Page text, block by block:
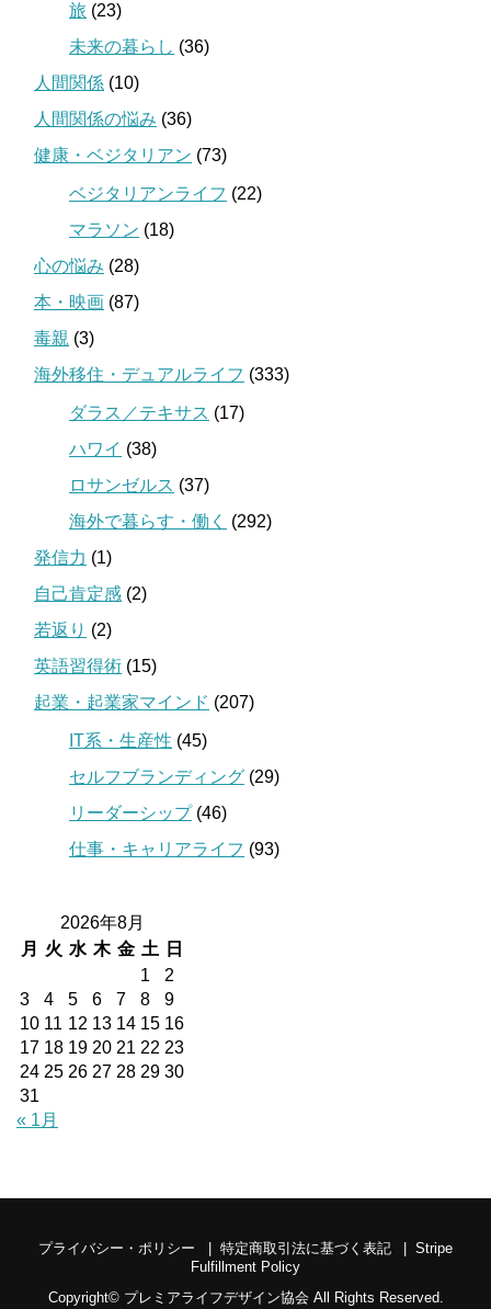
旅 (23)
未来の暮らし (36)
人間関係 (10)
人間関係の悩み (36)
健康・ベジタリアン (73)
ベジタリアンライフ (22)
マラソン (18)
心の悩み (28)
本・映画 (87)
毒親 (3)
海外移住・デュアルライフ (333)
ダラス／テキサス (17)
ハワイ (38)
ロサンゼルス (37)
海外で暮らす・働く
(292)
発信力 (1)
自己肯定感 (2)
若返り (2)
英語習得術 (15)
起業・起業家マインド (207)
IT系・生産性 (45)
セルフブランディング (29)
リーダーシップ(46)
仕事・キャリアライフ (93)
2026年8月
月
火 水 木 金 土
日
1
2
3
4 5 6 7 8
9
10 11 12 13 14 15 16
17 18 19 20 21 22 23
24 25 26 27 28 29 30
31
« 1月
プライバシー・ポリシー 特定商取引法に基づく表記
Stripe
Fulfillment Policy
Copyright© プレミアライフデザイン協会 All Rights Reserved.